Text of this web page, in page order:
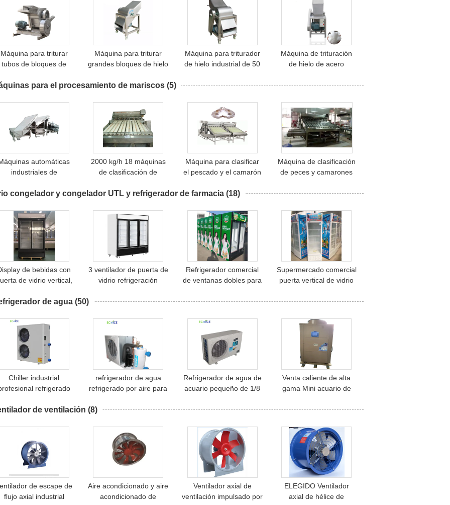
Máquina para triturar
tubos de bloques de
e industrial
Máquina para triturar
grandes bloques de hielo
Máquina para triturador
de hielo industrial de 50
uso de bloques de hielo
Máquina de trituración
de hielo de acero
de hielo, tubos de hielo,
para el procesamiento de mariscos (5)
automáticas
industriales de
camarones
2000 kg/h 18 máquinas
de clasificación de
Máquina para clasificar
el pescado y el camarón
Máquina para clasificar
Máquina para lavar el
camarón de alta
precisión
Máquina de clasificación
de peces y camarones
congelador y congelador UTL y refrigerador de farmacia (18)
de bebidas con
de vidrio vertical,
refrigeración
3 ventilador de puerta de
vidrio refrigeración
display para tiendas y
Refrigerador comercial
de ventanas dobles para
refrigeración
Supermercado comercial
puerta vertical de vidrio
exhibición de bebidas
de agua (50)
Chiller industrial
refrigerado
explosión/chiller
agua con precio bajo
refrigerador de agua
refrigerado por aire para
refrigeración de acuarios
Refrigerador de agua de
acuario pequeño de 1/8
Venta caliente de alta
gama Mini acuario de
refrigerador industrial
de ventilación (8)
de escape de
flujo axial industrial
Aire acondicionado y aire
acondicionado de
Ventilador axial de
ventilación impulsado por
ELEGIDO Ventilador
axial de hélice de